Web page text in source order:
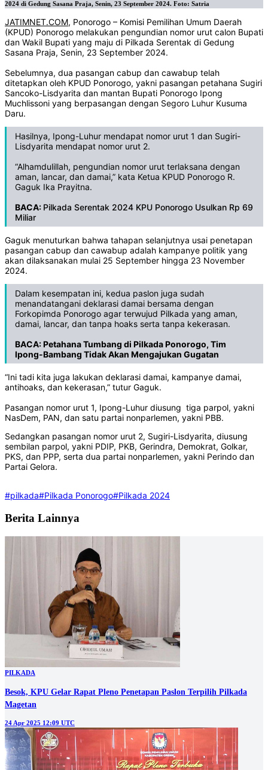
2024 di Gedung Sasana Praja, Senin, 23 September 2024. Foto: Satria
JATIMNET.COM, Ponorogo – Komisi Pemilihan Umum Daerah
(KPUD) Ponorogo melakukan pengundian nomor urut calon Bupati
dan Wakil Bupati yang maju di Pilkada Serentak di Gedung
Sasana Praja, Senin, 23 September 2024.
Sebelumnya, dua pasangan cabup dan cawabup telah
ditetapkan oleh KPUD Ponorogo, yakni pasangan petahana Sugiri
Sancoko-Lisdyarita dan mantan Bupati Ponorogo Ipong
Muchlissoni yang berpasangan dengan Segoro Luhur Kusuma
Daru.
Hasilnya, Ipong-Luhur mendapat nomor urut 1 dan Sugiri-
Lisdyarita mendapat nomor urut 2.
“Alhamdulillah, pengundian nomor urut terlaksana dengan
aman, lancar, dan damai,” kata Ketua KPUD Ponorogo R.
Gaguk Ika Prayitna.
BACA: Pilkada Serentak 2024 KPU Ponorogo Usulkan Rp 69
Miliar
Gaguk menuturkan bahwa tahapan selanjutnya usai penetapan
pasangan cabup dan cawabup adalah kampanye politik yang
akan dilaksanakan mulai 25 September hingga 23 November
2024.
Dalam kesempatan ini, kedua paslon juga sudah
menandatangani deklarasi damai bersama dengan
Forkopimda Ponorogo agar terwujud Pilkada yang aman,
damai, lancar, dan tanpa hoaks serta tanpa kekerasan.
BACA:Petahana Tumbang di Pilkada Ponorogo, Tim
Ipong-Bambang Tidak Akan Mengajukan Gugatan
“Ini tadi kita juga lakukan deklarasi damai, kampanye damai,
antihoaks, dan kekerasan,” tutur Gaguk.
Pasangan nomor urut 1, Ipong-Luhur diusung tiga parpol, yakni
NasDem, PAN, dan satu partai nonparlemen, yakni PBB.
Sedangkan pasangan nomor urut 2, Sugiri-Lisdyarita, diusung
sembilan parpol, yakni PDIP, PKB, Gerindra, Demokrat, Golkar,
PKS, dan PPP, serta dua partai nonparlemen, yakni Perindo dan
Partai Gelora.
#pilkada#Pilkada Ponorogo#Pilkada 2024
Berita Lainnya
PILKADA
Besok, KPU Gelar Rapat Pleno Penetapan Paslon Terpilih Pilkada
Magetan
24 Apr 2025 12:09 UTC